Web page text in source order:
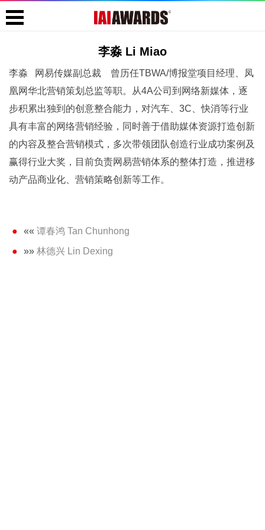
李淼 Li Miao
李淼 网易传媒副总裁 曾历任TBWA/博报堂项目经理、凤
凰网华北营销策划总监等职。从4A公司到网络新媒体，逐
步积累出独到的创意整合能力，对汽车、3C、快消等行业
具有丰富的网络营销经验，同时善于借助媒体资源打造创新
的内容及整合营销模式，多次带领团队创造行业成功案例及
赢得行业大奖，目前负责网易营销体系的整体打造，推进移
动产品商业化、营销策略创新等工作。
«« 谭春鸿 Tan Chunhong
»» 林德兴 Lin Dexing